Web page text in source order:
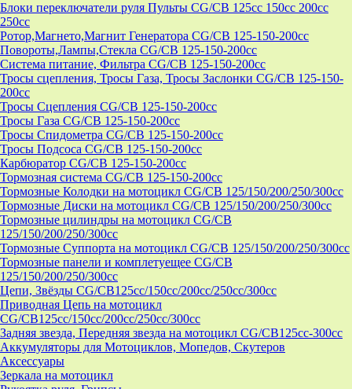
Блоки переключатели руля Пульты CG/CB 125cc 150cc 200cc
250cc
Ротор,Магнето,Магнит Генератора CG/CB 125-150-200cc
Повороты,Лампы,Стекла CG/CB 125-150-200cc
Система питание, Фильтра CG/CB 125-150-200cc
Тросы сцепления, Тросы Газа, Тросы Заслонки CG/CB 125-150-
200cc
Тросы Сцепления CG/CB 125-150-200cc
Тросы Газа CG/CB 125-150-200cc
Тросы Спидометра CG/CB 125-150-200cc
Тросы Подсоса CG/CB 125-150-200cc
Карбюратор CG/CB 125-150-200cc
Тормозная система CG/CB 125-150-200cc
Тормозные Колодки на мотоцикл CG/CB 125/150/200/250/300cc
Тормозные Диски на мотоцикл CG/CB 125/150/200/250/300cc
Тормозные цилиндры на мотоцикл CG/CB
125/150/200/250/300cc
Тормозные Суппорта на мотоцикл CG/CB 125/150/200/250/300cc
Тормозные панели и комплетуещее CG/CB
125/150/200/250/300cc
Цепи, Звёзды CG/CB125cc/150cc/200cc/250cc/300cc
Приводная Цепь на мотоцикл
CG/CB125cc/150cc/200cc/250cc/300cc
Задняя звезда, Передняя звезда на мотоцикл CG/CB125cc-300сс
Аккумуляторы для Мотоциклов, Мопедов, Скутеров
Аксессуары
Зеркала на мотоцикл